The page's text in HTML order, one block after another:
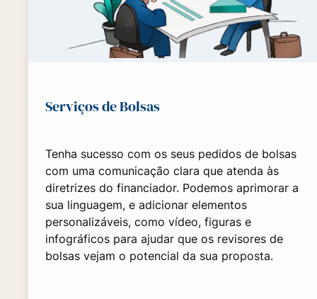
Serviços de Bolsas
Tenha sucesso com os seus pedidos de bolsas
com uma comunicação clara que atenda às
diretrizes do financiador. Podemos aprimorar a
sua linguagem, e adicionar elementos
personalizáveis, como vídeo, figuras e
infográficos para ajudar que os revisores de
bolsas vejam o potencial da sua proposta.